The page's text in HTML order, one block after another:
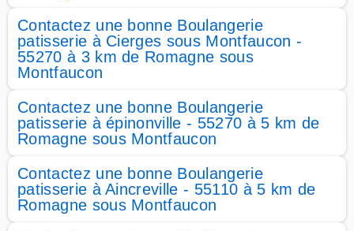
Contactez une bonne Boulangerie
patisserie à Cierges sous Montfaucon -
55270 à 3 km de Romagne sous
Montfaucon
Contactez une bonne Boulangerie
patisserie à épinonville - 55270 à 5 km de
Romagne sous Montfaucon
Contactez une bonne Boulangerie
patisserie à Aincreville - 55110 à 5 km de
Romagne sous Montfaucon